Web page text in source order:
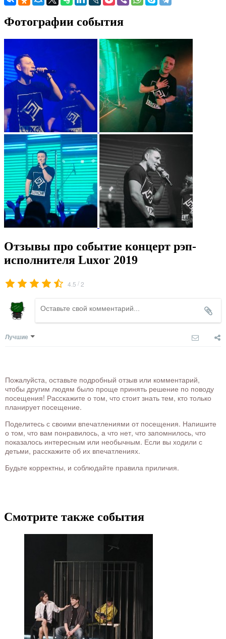
Фотографии события
Отзывы про событие концерт рэп-
исполнителя Luxor 2019
4.5 /2
Лучшие
Пожалуйста, оставьте подробный отзыв или комментарий,
чтобы другим людям было проще принять решение по поводу
посещения! Расскажите о том, что стоит знать тем, кто только
планирует посещение.
Поделитесь с своими впечатлениями от посещения. Напишите
о том, что вам понравилось, а что нет, что запомнилось, что
показалось интересным или необычным. Если вы ходили с
детьми, расскажите об их впечатлениях.
Будьте корректны, и соблюдайте правила приличия.
Смотрите также события